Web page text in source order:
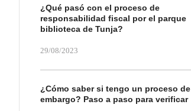
¿Qué pasó con el proceso de
responsabilidad fiscal por el parque
biblioteca de Tunja?
29/08/2023
¿Cómo saber si tengo un proceso de
embargo? Paso a paso para verificar